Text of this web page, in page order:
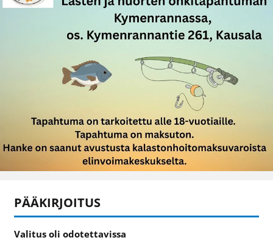
PÄÄKIRJOITUS
Valitus oli odotettavissa